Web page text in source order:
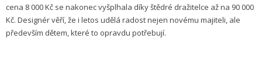
cena 8 000 Kč se nakonec vyšplhala díky štědré dražitelce až na 90 000
Kč. Designér věří, že i letos udělá radost nejen novému majiteli, ale
především dětem, které to opravdu potřebují.